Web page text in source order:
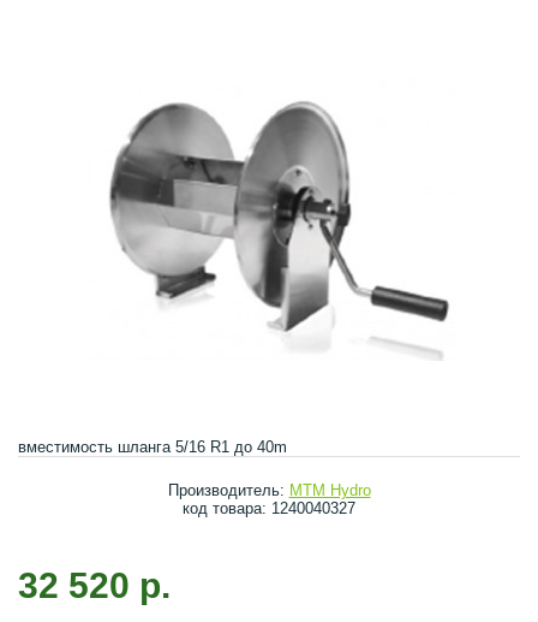
вместимость шланга 5/16 R1 до 40m
Производитель: MTM Hydro
код товара: 1240040327
32 520 р.